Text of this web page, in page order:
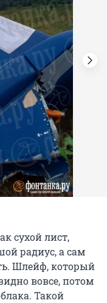
сухой лист,
радиус, а сам
Шлейф, который
вовсе, потом
Такой